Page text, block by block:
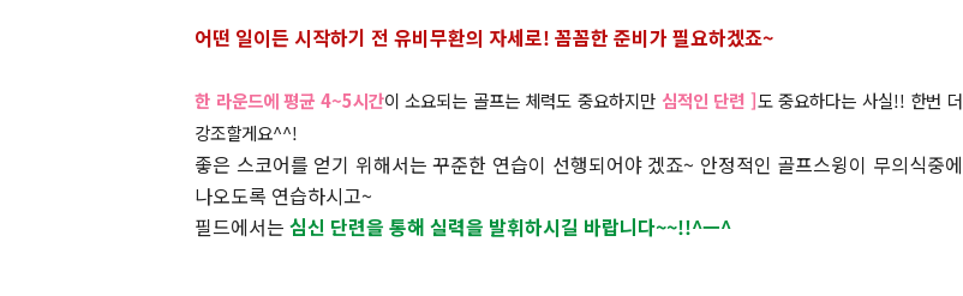
어떤 일이든 시작하기 전 유비무환의 자세로! 꼼꼼한 준비가 필요하겠죠~
한 라운드에 평균 4~5시간이 소요되는 골프는 체력도 중요하지만 심적인 단련 ]도 중요하다는 사실!! 한번 더
강조할게요^^!
좋은 스코어를 얻기 위해서는 꾸준한 연습이 선행되어야 겠죠~ 안정적인 골프스윙이 무의식중에
나오도록 연습하시고~
필드에서는 심신 단련을 통해 실력을 발휘하시길 바랍니다~~!!^ㅡ^